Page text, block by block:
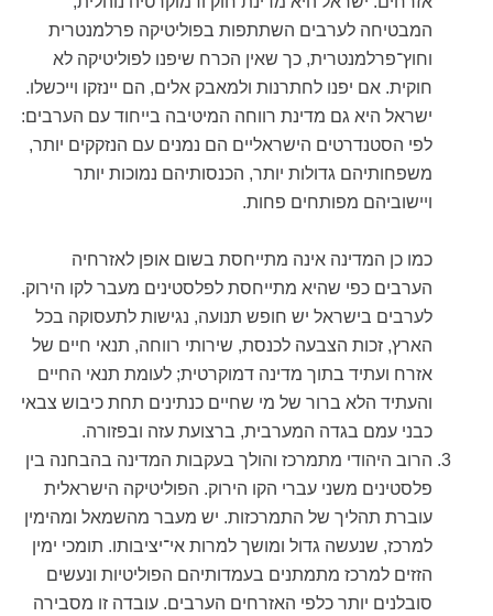
המבטיחה לערבים השתתפות בפוליטיקה פרלמנטרית
וחוץ־פרלמנטרית, כך שאין הכרח שיפנו לפוליטיקה לא
חוקית. אם יפנו לחתרנות ולמאבק אלים, הם יינזקו וייכשלו.
ישראל היא גם מדינת רווחה המיטיבה בייחוד עם הערבים:
לפי הסטנדרטים הישראליים הם נמנים עם הנזקקים יותר,
משפחותיהם גדולות יותר, הכנסותיהם נמוכות יותר
ויישוביהם מפותחים פחות.
כמו כן המדינה אינה מתייחסת בשום אופן לאזרחיה
הערבים כפי שהיא מתייחסת לפלסטינים מעבר לקו הירוק.
לערבים בישראל יש חופש תנועה, נגישות לתעסוקה בכל
הארץ, זכות הצבעה לכנסת, שירותי רווחה, תנאי חיים של
אזרח ועתיד בתוך מדינה דמוקרטית; לעומת תנאי החיים
והעתיד הלא ברור של מי שחיים כנתינים תחת כיבוש צבאי
כבני עמם בגדה המערבית, ברצועת עזה ובפזורה.
הרוב היהודי מתמרכז והולך בעקבות המדינה בהבחנה בין
פלסטינים משני עברי הקו הירוק. הפוליטיקה הישראלית
עוברת תהליך של התמרכזות. יש מעבר מהשמאל ומהימין
למרכז, שנעשה גדול ומושך למרות אי־יציבותו. תומכי ימין
הזזים למרכז מתמתנים בעמדותיהם הפוליטיות ונעשים
סובלנים יותר כלפי האזרחים הערבים. עובדה זו מסבירה